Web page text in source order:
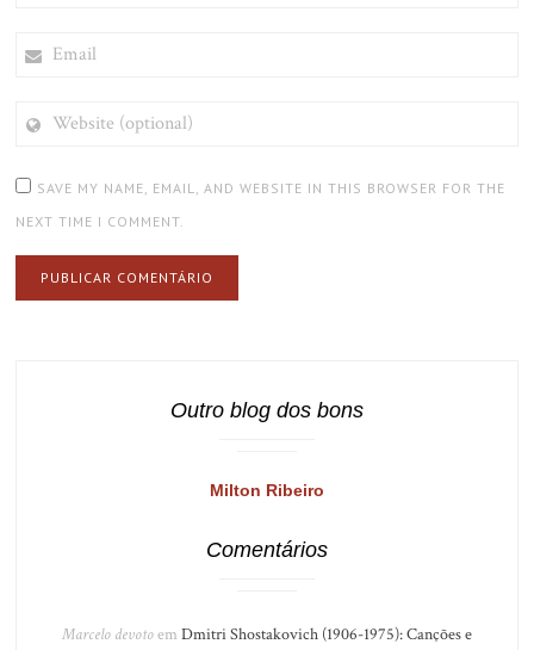
(OPTIONAL)
SAVE MY NAME, EMAIL, AND WEBSITE IN THIS BROWSER FOR THE
NEXT TIME I COMMENT.
Outro blog dos bons
Milton Ribeiro
Comentários
Marcelo devotoem Dmitri Shostakovich (1906-1975): Canções e